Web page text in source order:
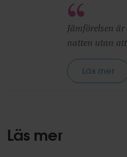
Jämförelsen
natten utan
Läs mer
Läs mer